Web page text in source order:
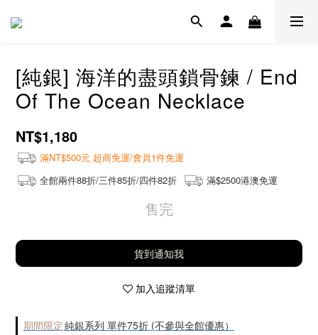
[純銀] 海洋的盡頭鎖骨鍊 / End
Of The Ocean Necklace
NT$1,180
滿NT$500元 超商免運/會員1件免運
全館兩件88折/三件85折/四件82折
滿$2500港澳免運
售完
貨到通知我
加入追蹤清單
期間限定純銀系列 單件75折 (不參與全館優惠）